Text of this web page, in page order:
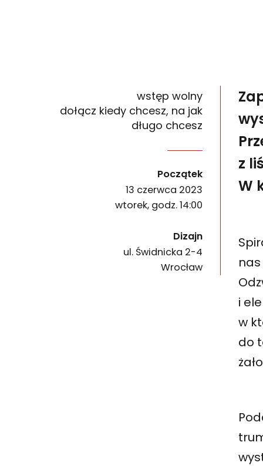
wstęp wolny
dołącz kiedy chcesz, na jak
długo chcesz
Zapraszamy na działanie artystyczne w
Początek wydarzenia
13 czerwca 2023
wtorek, godz. 14:00
Dizajn
ul. Świdnicka 2-4
50-067
Wrocław
z
W
i
w
do